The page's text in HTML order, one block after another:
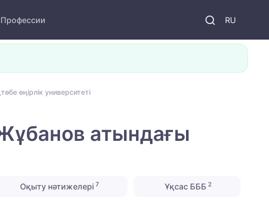
RU
Профессии
өңірлік университеті
атындағы
Оқыту нәтижелері 7 Ұқсас БББ 2